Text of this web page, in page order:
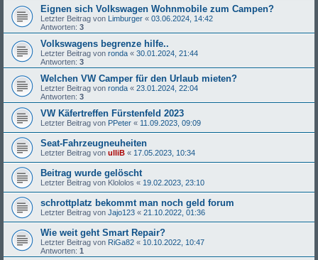
Eignen sich Volkswagen Wohnmobile zum Campen?
Letzter Beitrag von Limburger « 03.06.2024, 14:42
Antworten: 3
Volkswagens begrenze hilfe..
Letzter Beitrag von ronda « 30.01.2024, 21:44
Antworten: 3
Welchen VW Camper für den Urlaub mieten?
Letzter Beitrag von ronda « 23.01.2024, 22:04
Antworten: 3
VW Käfertreffen Fürstenfeld 2023
Letzter Beitrag von PPeter « 11.09.2023, 09:09
Seat-Fahrzeugneuheiten
Letzter Beitrag von ulliB « 17.05.2023, 10:34
Beitrag wurde gelöscht
Letzter Beitrag von Klololos « 19.02.2023, 23:10
schrottplatz bekommt man noch geld forum
Letzter Beitrag von Jajo123 « 21.10.2022, 01:36
Wie weit geht Smart Repair?
Letzter Beitrag von RiGa82 « 10.10.2022, 10:47
Antworten: 1